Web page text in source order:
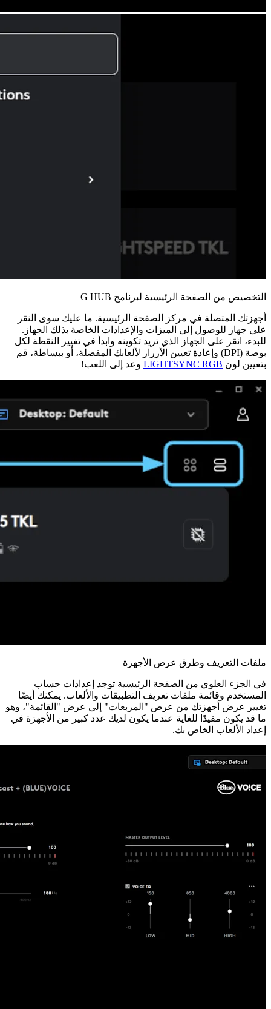
التخصيص من الصفحة الرئيسية لبرنامج G HUB
أجهزتك المتصلة في مركز الصفحة الرئيسية. ما عليك سوى النقر
على جهاز للوصول إلى الميزات والإعدادات الخاصة بذلك الجهاز.
للبدء، انقر على الجهاز الذي تريد تكوينه وابدأ في تغيير النقطة لكل
بوصة (DPI) وإعادة تعيين الأزرار لألعابك المفضلة، أو ببساطة، قم
بتعيين لون LIGHTSYNC RGB وعد إلى اللعب!
ملفات التعريف وطرق عرض الأجهزة
في الجزء العلوي من الصفحة الرئيسية توجد إعدادات حساب
المستخدم وقائمة ملفات تعريف التطبيقات والألعاب. يمكنك أيضًا
تغيير عرض أجهزتك من عرض "المربعات" إلى عرض "القائمة"، وهو
ما قد يكون مفيدًا للغاية عندما يكون لديك عدد كبير من الأجهزة في
إعداد الألعاب الخاص بك.